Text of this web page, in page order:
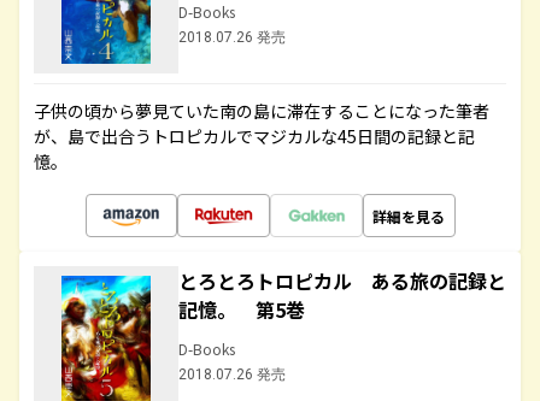
D-Books
2018.07.26 発売
子供の頃から夢見ていた南の島に滞在することになった筆者
が、島で出合うトロピカルでマジカルな45日間の記録と記
憶。
詳細を見る
とろとろトロピカル ある旅の記録と
記憶。 第5巻
D-Books
2018.07.26 発売